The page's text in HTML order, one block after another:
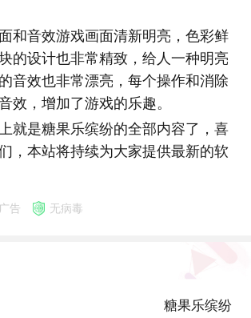
和音效游戏画面清新明亮，色彩鲜
的设计也非常精致，给人一种明亮
音效也非常漂亮，每个操作和消除
效，增加了游戏的乐趣。
就是糖果乐缤纷的全部内容了，喜
，本站将持续为大家提供最新的软
告 无病毒
糖果乐缤纷